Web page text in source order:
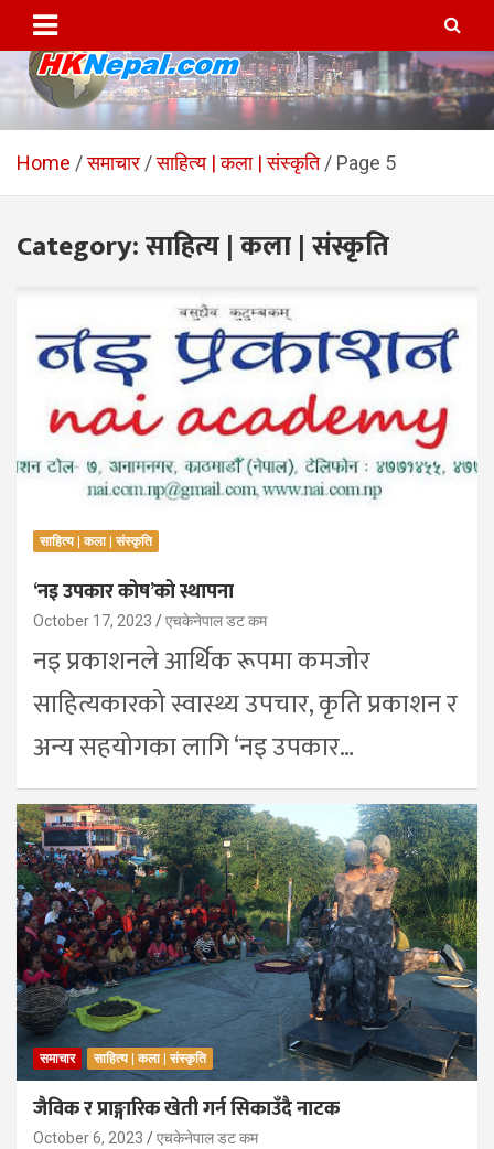
content
HKNepal.com – हङकङबाट
सञ्चालित पहिलो नेपाली अनलाईन
hknepal, hknepal.com, hk nepal, hk nepal com
Home समाचार साहित्य | कला | संस्कृति Page 5
Category:साहित्य | कला | संस्कृति
साहित्य | कला | संस्कृति
‘नइ उपकार कोष’को स्थापना
October 17, 2023 एचकेनेपाल डट कम
नइ प्रकाशनले आर्थिक रूपमा कमजोर
साहित्यकारको स्वास्थ्य उपचार, कृति प्रकाशन र
अन्य सहयोगका लागि ‘नइ उपकार…
समाचार साहित्य | कला | संस्कृति
जैविक र प्राङ्गारिक खेती गर्न सिकाउँदै नाटक
October 6, 2023 एचकेनेपाल डट कम